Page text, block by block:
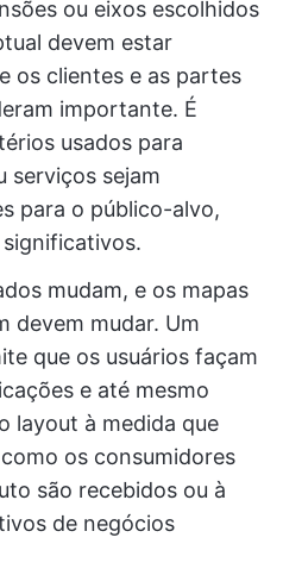
ou eixos escolhidos
devem estar
os clientes e as partes
importante. É
usados para
serviços sejam
para o público-alvo,
mudam, e os mapas
devem mudar. Um
que os usuários façam
e até mesmo
layout à medida que
os consumidores
são recebidos ou à
de negócios